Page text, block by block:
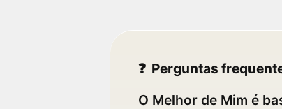
Perguntas
O Melhor de Mim é